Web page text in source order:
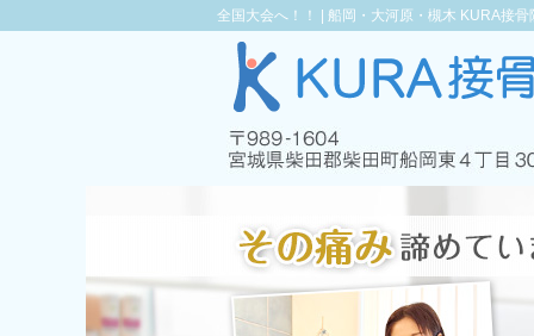
全国大会へ！！ | 船岡・大河原・槻木 KURA接骨